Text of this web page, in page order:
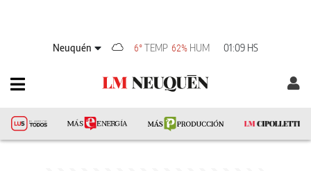
Neuquén 6° TEMP 62% HUM 01:09 HS